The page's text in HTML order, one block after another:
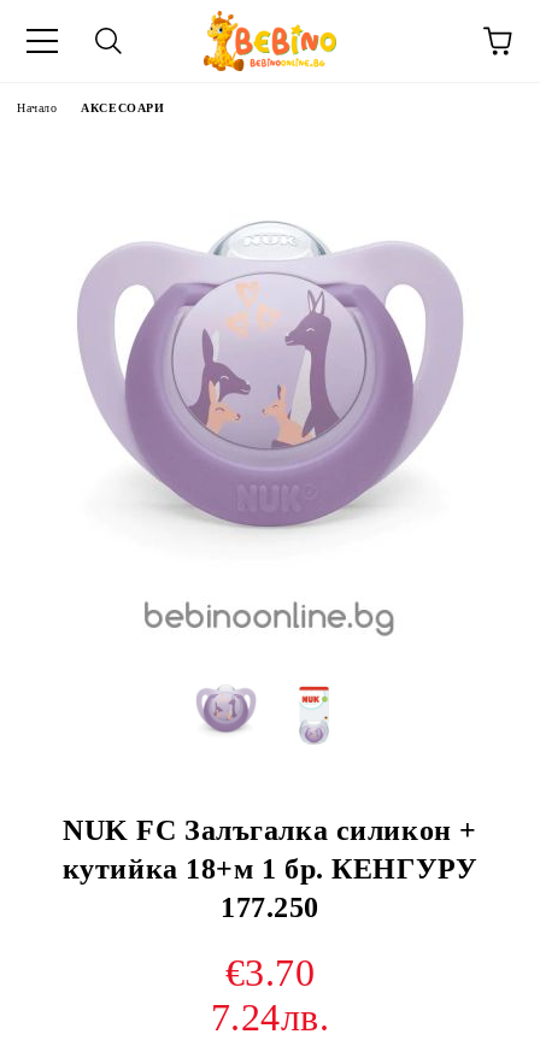
Начало АКСЕСОАРИ
NUK FC Залъгалка силикон +
кутийка 18+м 1 бр. КЕНГУРУ
177.250
€3.70
7.24лв.